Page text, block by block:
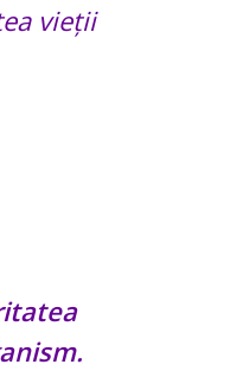
vieții